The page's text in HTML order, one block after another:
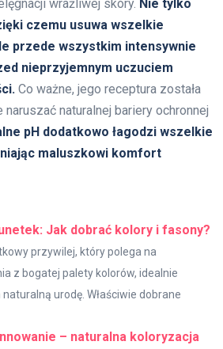
wrażliwej skóry. Nie tylko
czemu usuwa wszelkie
przede wszystkim intensywnie
nieprzyjemnym uczuciem
Co ważne, jego receptura została
naruszać naturalnej bariery ochronnej
pH dodatkowo łagodzi wszelkie
maluszkowi komfort
Jak dobrać kolory i fasony?
przywilej, który polega na
z bogatej palety kolorów, idealnie
urodę. Właściwie dobrane
– naturalna koloryzacja